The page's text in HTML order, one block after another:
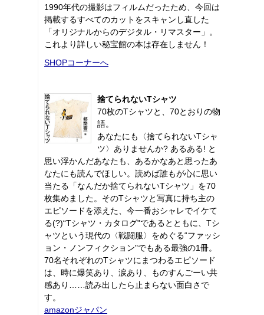
1990年代の撮影はフィルムだったため、今回は
掲載するすべてのカットをスキャンし直した
「オリジナルからのデジタル・リマスター」。
これより詳しい秘宝館の本は存在しません！
SHOPコーナーへ
捨てられないTシャツ
70枚のTシャツと、70とおりの物
語。
あなたにも〈捨てられないTシャ
ツ〉ありませんか? あるある! と
思い浮かんだあなたも、あるかなあと思ったあ
なたにも読んでほしい。読めば誰もが心に思い
当たる「なんだか捨てられないTシャツ」を70
枚集めました。そのTシャツと写真に持ち主の
エピソードを添えた、今一番おシャレでイケて
る(?)“Tシャツ・カタログ"であるとともに、Tシ
ャツという現代の〈戦闘服〉をめぐる“ファッシ
ョン・ノンフィクション"でもある最強の1冊。
70名それぞれのTシャツにまつわるエピソード
は、時に爆笑あり、涙あり、ものすんごーい共
感あり……読み出したら止まらない面白さで
す。
amazonジャパン